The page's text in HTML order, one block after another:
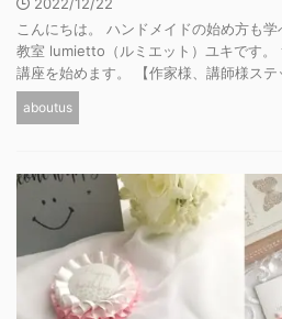
こんにちは。 ハンドメイドの始め方も
教室 lumietto（ルミエット）ユキです。
講座を始めます。 【作家様、講師様ス
aboutus